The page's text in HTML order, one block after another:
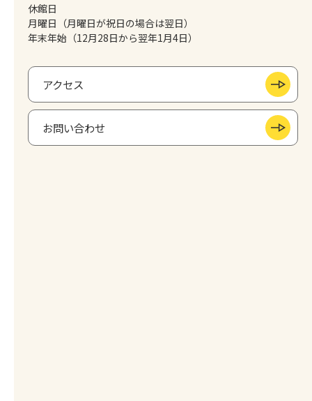
休館日
月曜日（月曜日が祝日の場合は翌日）
年末年始（12月28日から翌年1月4日）
アクセス
お問い合わせ